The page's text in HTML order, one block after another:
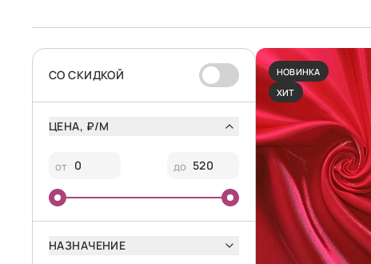
CО СКИДКОЙ
ЦЕНА, ₽/М
от до
НАЗНАЧЕНИЕ
НОВИНКА
ХИТ